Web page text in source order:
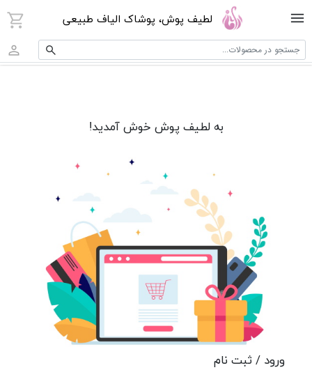
لطیف پوش، پوشاک الیاف طبیعی
جستجو در محصولات...
به لطیف پوش خوش آمدید!
ورود / ثبت نام